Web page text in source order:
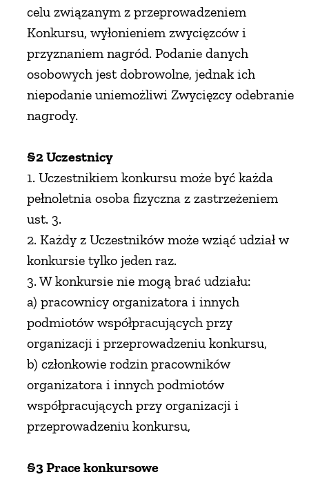
celu związanym z przeprowadzeniem
Konkursu, wyłonieniem zwycięzców i
przyznaniem nagród. Podanie danych
osobowych jest dobrowolne, jednak ich
niepodanie uniemożliwi Zwycięzcy odebranie
nagrody.
§2 Uczestnicy
1. Uczestnikiem konkursu może być każda
pełnoletnia osoba fizyczna z zastrzeżeniem
ust. 3.
2. Każdy z Uczestników może wziąć udział w
konkursie tylko jeden raz.
3. W konkursie nie mogą brać udziału:
a) pracownicy organizatora i innych
podmiotów współpracujących przy
organizacji i przeprowadzeniu konkursu,
b) członkowie rodzin pracowników
organizatora i innych podmiotów
współpracujących przy organizacji i
przeprowadzeniu konkursu,
§3 Prace konkursowe
CIASTA I DESERY
DODATKI